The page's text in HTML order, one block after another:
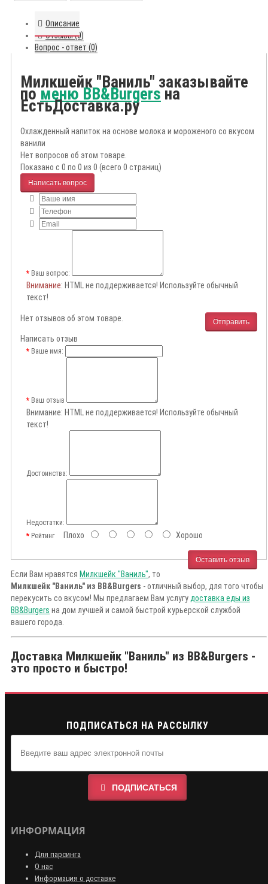
Описание
Отзывы (0)
Вопрос - ответ (0)
Милкшейк "Ваниль" заказывайте
поменю BB&Burgersна
ЕстьДоставка.ру
Охлажденный напиток на основе молока и мороженого со вкусом
ванили
Нет вопросов об этом товаре.
Показано с 0 по 0 из 0 (всего 0 страниц)
Написать вопрос
Ваш вопрос:
Внимание: HTML не поддерживается! Используйте обычный
текст!
Отправить
Нет отзывов об этом товаре.
Написать отзыв
Ваше имя:
Ваш отзыв
Внимание: HTML не поддерживается! Используйте обычный
текст!
Достоинства:
Недостатки:
РейтингПлохо Хорошо
Оставить отзыв
Если Вам нравятся Милкшейк "Ваниль", то
Милкшейк "Ваниль" из BB&Burgers - отличный выбор, для того чтобы
перекусить со вкусом! Мы предлагаем Вам услугу доставка еды из
BB&Burgers на дом лучшей и самой быстрой курьерской службой
вашего города.
Доставка Милкшейк "Ваниль" из BB&Burgers -
это просто и быстро!
ПОДПИСАТЬСЯ НА РАССЫЛКУ
ПОДПИСАТЬСЯ
ИНФОРМАЦИЯ
Для парсинга
О нас
Информация о доставке